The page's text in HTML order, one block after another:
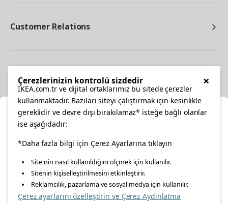
Customer Relations
facebooktwitterinstagrampinterestyoutube
linkedin
Select Location
Please select to see the content specific to your delivery
location for your orders from Online Store.
×
Çerezlerinizin kontrolü sizdedir
IKEA.com.tr ve dijital ortaklarımız bu sitede çerezler
kullanmaktadır. Bazıları siteyi çalıştırmak için kesinlikle
gereklidir ve devre dışı bırakılamaz* isteğe bağlı olanlar
ise aşağıdadır:
*Daha fazla bilgi için Çerez Ayarlarına tıklayın
Site'nin nasıl kullanıldığını ölçmek için kullanılır.
Sitenin kişiselleştirilmesini etkinleştirir.
Reklamcılık, pazarlama ve sosyal medya için kullanılır.
Çerez ayarlarını özelleştirin ve Çerez Aydınlatma